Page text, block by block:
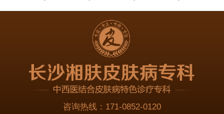
咨询热线： 171-0852-0120